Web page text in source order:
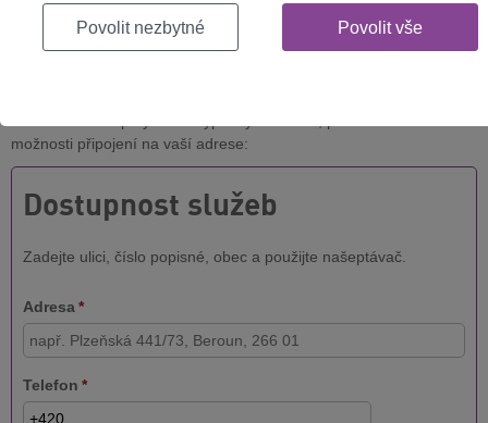
Nenechte se při poslechu hudby omezovat
možnosti připojení na vaší adrese:
Dostupnost služeb
Zadejte ulici, číslo popisné, obec a použijte našeptávač.
Adresa *
Telefon *
Povolit nezbytné Povolit vše